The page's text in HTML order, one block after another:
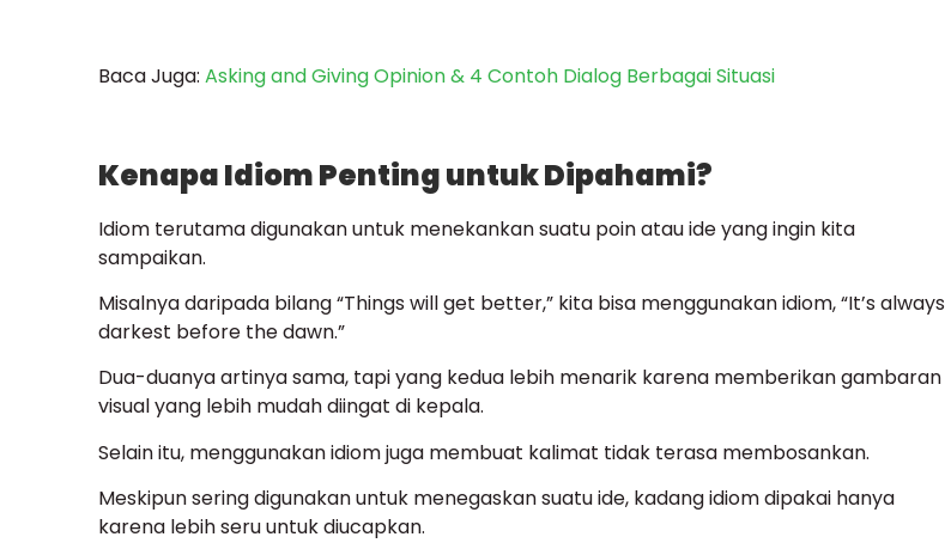
Baca Juga: Asking and Giving Opinion & 4 Contoh Dialog Berbagai Situasi
Kenapa Idiom Penting untuk Dipahami?
Idiom terutama digunakan untuk menekankan suatu poin atau ide yang ingin kita
sampaikan.
Misalnya daripada bilang “Things will get better,” kita bisa menggunakan idiom, “It’s always
darkest before the dawn.”
Dua-duanya artinya sama, tapi yang kedua lebih menarik karena memberikan gambaran
visual yang lebih mudah diingat di kepala.
Selain itu, menggunakan idiom juga membuat kalimat tidak terasa membosankan.
Meskipun sering digunakan untuk menegaskan suatu ide, kadang idiom dipakai hanya
karena lebih seru untuk diucapkan.